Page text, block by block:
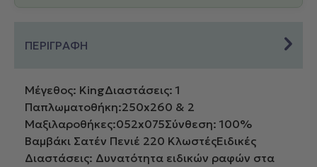
ΠΕΡΙΓΡΑΦΗ
Μέγεθος: KingΔιαστάσεις: 1
Παπλωματοθήκη:250x260 & 2
Μαξιλαροθήκες:052x075Σύνθεση: 100%
Βαμβάκι Σατέν Πενιέ 220 ΚλωστέςΕιδικές
Διαστάσεις: Δυνατότητα ειδικών ραφών στα